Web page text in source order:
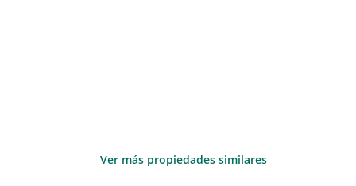
Ver más propiedades similares